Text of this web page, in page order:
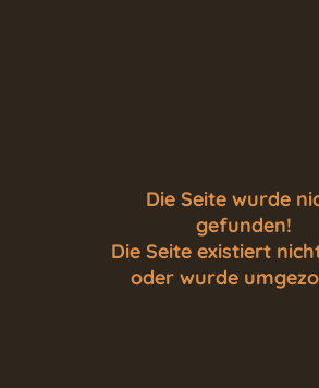
Die Seite wurde
gefunden!
Die Seite existiert
oder wurde